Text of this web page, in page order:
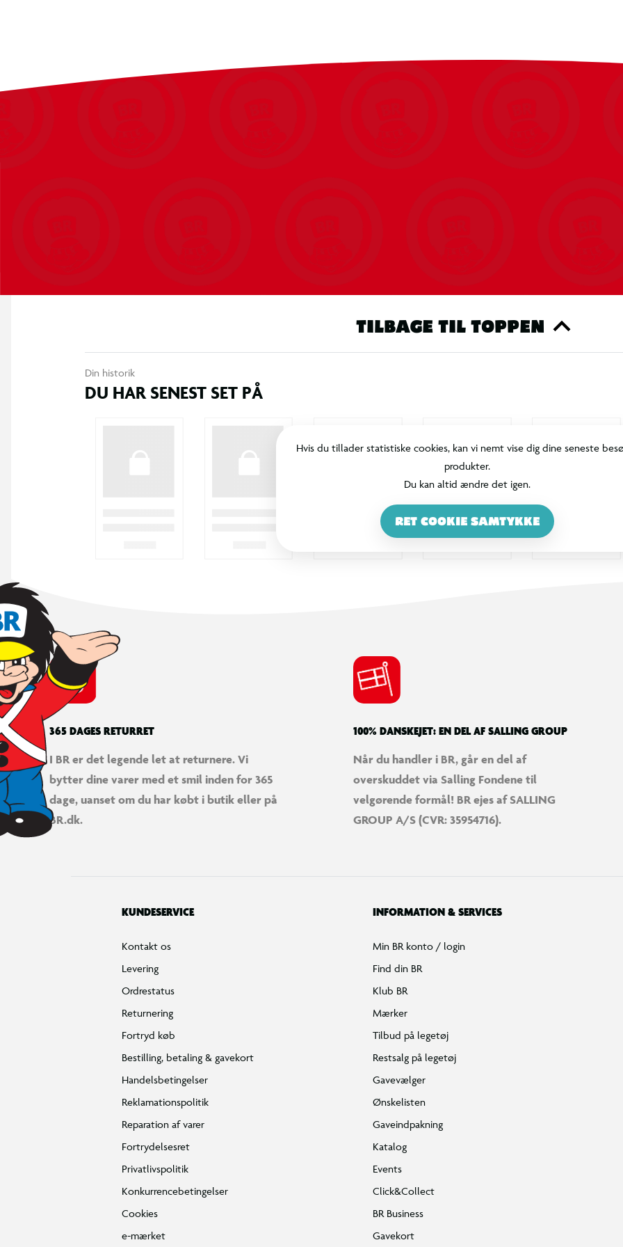
TILBAGE TIL TOPPEN
Din historik
DU HAR SENEST SET PÅ
Hvis du tillader statistiske cookies, kan vi nemt vise dig dine seneste
produkter.
Du kan altid ændre det igen.
RET COOKIE SAMTYKKE
365 DAGES RETURRET
I BR er det legende let at returnere. Vi
bytter dine varer med et smil inden for 365
dage, uanset om du har købt i butik eller på
BR.dk.
100% DANSKEJET: EN DEL AF SALLING GROUP
Når du handler i BR, går en del af
overskuddet via Salling Fondene til
velgørende formål! BR ejes af SALLING
GROUP A/S (CVR: 35954716).
KUNDESERVICE
Kontakt os
Levering
Ordrestatus
Returnering
Fortryd køb
Bestilling, betaling & gavekort
Handelsbetingelser
Reklamationspolitik
Reparation af varer
Fortrydelsesret
Privatlivspolitik
Konkurrencebetingelser
Cookies
e-mærket
INFORMATION & SERVICES
Min BR konto / login
Find din BR
Klub BR
Mærker
Tilbud på legetøj
Restsalg på legetøj
Gavevælger
Ønskelisten
Gaveindpakning
Katalog
Events
Click&Collect
BR Business
Gavekort